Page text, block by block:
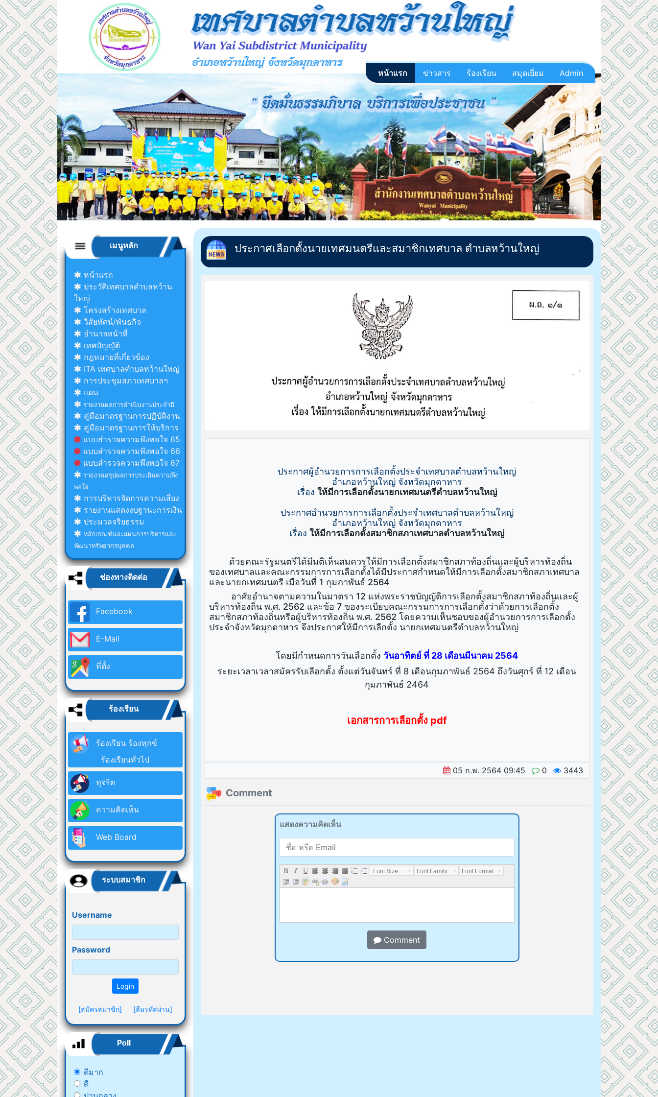
หน้าแรก ข่าวสาร ร้องเรียน สมุดเยี่ยม Admin
เมนูหลัก
หน้าแรก
ประวัติเทศบาลตำบลหว้าน
ใหญ่
โครงสร้างเทศบาล
วิสัยทัศน์/พันธกิจ
อำนาจหน้าที่
เทศบัญญัติ
กฎหมายที่เกี่ยวข้อง
ITA เทศบาลตำบลหว้านใหญ่
การประชุมสภาเทศบาลฯ
แผน
รายงานผลการดำเนินงานประจำปี
คู่มือมาตรฐานการปฏิบัติงาน
คู่มือมาตรฐานการให้บริการ
แบบสำรวจความพึงพอใจ 65
แบบสำรวจความพึงพอใจ 66
แบบสำรวจความพึงพอใจ 67
รายงานสรุปผลการประเมินความพึง
พอใจ
การบริหารจัดการความเสี่ยง
รายงานแสดงงบฐานะการเงิน
ประมวลจริยธรรม
หลักเกณฑ์และแผนการบริหารและ
พัฒนาทรัพยากรบุคคล
ช่องทางติดต่อ
Facebook
E-Mail
ที่ตั้ง
ร้องเรียน
ร้องเรียน ร้องทุกข์
ร้องเรียนทั่วไป
ทุจริต
ความคิดเห็น
Web Board
ระบบสมาชิก
Username
Password
Login
[สมัครสมาชิก] [ลืมรหัสผ่าน]
Poll
ดีมาก
ดี
ประกาศเลือกตั้งนายเทศมนตรีและสมาชิกเทศบาล ตำบลหว้านใหญ่
ประกาศผู้อำนวยการการเลือกตั้งประจำเทศบาลตำบลหว้านใหญ่
อำเภอหว้านใหญ่ จังหวัดมุกดาหาร
เรื่อง ให้มีการเลือกตั้งนายกเทศมนตรีตำบลหว้านใหญ่
ประกาศอำนวยการการเลือกตั้งประจำเทศบาลตำบลหว้านใหญ่
อำเภอหว้านใหญ่ จังหวัดมุกดาหาร
เรื่อง ให้มีการเลือกตั้งสมาชิกสภาเทศบาลตำบลหว้านใหญ่
ด้วยคณะรัฐมนตรีได้มีมติเห็นสมควรให้มีการเลือกตั้งสมาชิกสภาท้องถิ่นและผู้บริหารท้องถิ่น
ของเทศบาลและคณะกรรมการการเลือกตั้งได้มีประกาศกำหนดให้มีการเลือกตั้งสมาชิกสภาเทศบาล
และนายกเทศมนตรี เมือวันที่ 1 กุมภาพันธ์ 2564
อาศัยอำนาจตามความในมาตรา 12 แห่งพระราชบัญญัติการเลือกตั้งสมาชิกสภาท้องถิ่นและผู้
บริหารท้องถิ่น พ.ศ. 2562 และข้อ 7 ของระเบียบคณะกรรมการการเลือกตั้งว่าด้วยการเลือกตั้ง
สมาชิกสภาท้องถิ่นหรือผู้บริหารท้องถิ่น พ.ศ. 2562 โดยความเห็นชอบของผู้อำนวยการการเลือกตั้ง
ประจำจังหวัดมุกดาหาร จึงประกาศให้มีการเลืกตั้ง นายกเทศมนตรีตำบลหว้านใหญ่
โดยมีกำหนดการวันเลือกตั้งวันอาทิตย์ ที่ 28 เดือนมีนาคม 2564
ระยะเวลาเวลาสมัครรับเลือกตั้ง ตั้งแต่วันจันทร์ ที่ 8 เดือนกุมภาพันธ์ 2564 ถึงวันศุกร์ ที่ 12 เดือน
กุมภาพันธ์ 2464
เอกสารการเลือกตั้ง pdf
05 ก.พ. 2564 09:45 0 3443
Comment
แสดงความคิดเห็น
name or email
แสดงความคิดเห็น Font Size... Font Family... Font Format...
Comment